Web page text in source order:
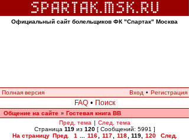
Официальный сайт болельщиков ФК "Спартак" Москва
Полная версия Вход • Регистрация
FAQ • Поиск
Общение на сайте » Гостевая книга ВВ
Пред. тема | След. тема
Страница 119из 120[ Сообщений: 5991 ]
На страницу Пред. 1 116 117 118 119, 120
След.